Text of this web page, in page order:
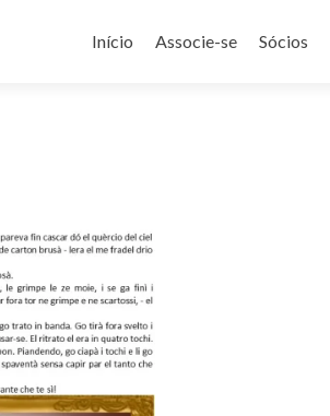
para
Início Associe-se Sócios